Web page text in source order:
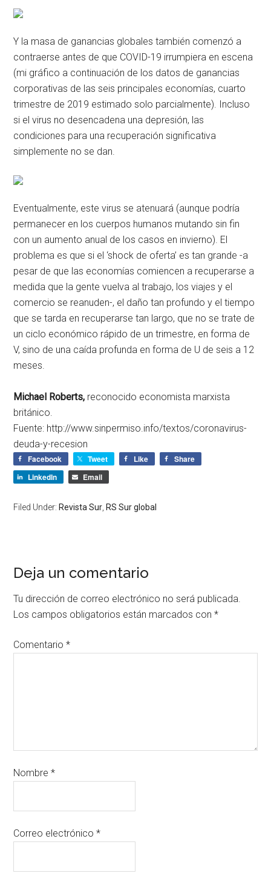
Y la masa de ganancias globales también comenzó a
contraerse antes de que COVID-19 irrumpiera en escena
(mi gráfico a continuación de los datos de ganancias
corporativas de las seis principales economías, cuarto
trimestre de 2019 estimado solo parcialmente). Incluso
si el virus no desencadena una depresión, las
condiciones para una recuperación significativa
simplemente no se dan.
Eventualmente, este virus se atenuará (aunque podría
permanecer en los cuerpos humanos mutando sin fin
con un aumento anual de los casos en invierno). El
problema es que si el ‘shock de oferta’ es tan grande -a
pesar de que las economías comiencen a recuperarse a
medida que la gente vuelva al trabajo, los viajes y el
comercio se reanuden-, el daño tan profundo y el tiempo
que se tarda en recuperarse tan largo, que no se trate de
un ciclo económico rápido de un trimestre, en forma de
V, sino de una caída profunda en forma de U de seis a 12
meses.
Michael Roberts, reconocido economista marxista
británico.
Fuente: http://www.sinpermiso.info/textos/coronavirus-
deuda-y-recesion
Facebook Tweet Like
Share
LinkedIn
Email
Filed Under: Revista Sur, RS Sur global
Deja un comentario
Tu dirección de correo electrónico no será publicada.
Los campos obligatorios están marcados con*
Comentario*
Nombre*
Correo electrónico*